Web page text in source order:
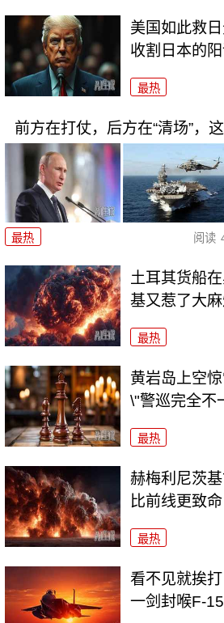
美国如此救
收割日本的阳
最热
前方在打仗，后方在“清场”，
最热 阅读
土耳其货船
基又惹了大麻
最热
黄岩岛上空
\"警巡完全不
最热
赫梅利尼茨
比前线更致命
最热
看不见就挨
一剑封喉F-